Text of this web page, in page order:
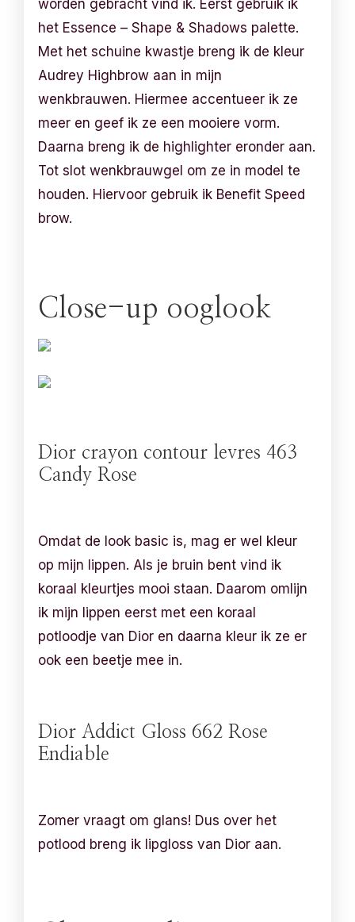
worden gebracht vind ik. Eerst gebruik ik
het Essence – Shape & Shadows palette.
Met het schuine kwastje breng ik de kleur
Audrey Highbrow aan in mijn
wenkbrauwen. Hiermee accentueer ik ze
meer en geef ik ze een mooiere vorm.
Daarna breng ik de highlighter eronder aan.
Tot slot wenkbrauwgel om ze in model te
houden. Hiervoor gebruik ik Benefit Speed
brow.
Close-up ooglook
Dior crayon contour levres 463
Candy Rose
Omdat de look basic is, mag er wel kleur
op mijn lippen. Als je bruin bent vind ik
koraal kleurtjes mooi staan. Daarom omlijn
ik mijn lippen eerst met een koraal
potloodje van Dior en daarna kleur ik ze er
ook een beetje mee in.
Dior Addict Gloss 662 Rose
Endiable
Zomer vraagt om glans! Dus over het
potlood breng ik lipgloss van Dior aan.